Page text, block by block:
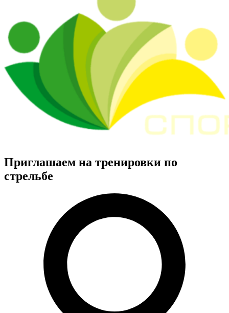
Приглашаем на тренировки по
стрельбе